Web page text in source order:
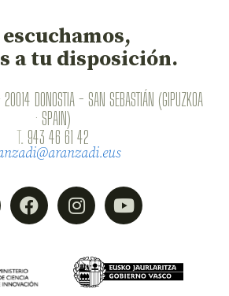
escuchamos,
a tu disposición.
DONOSTIA - SAN SEBASTIÁN (GIPUZKOA
· SPAIN)
T. 943 46 61 42